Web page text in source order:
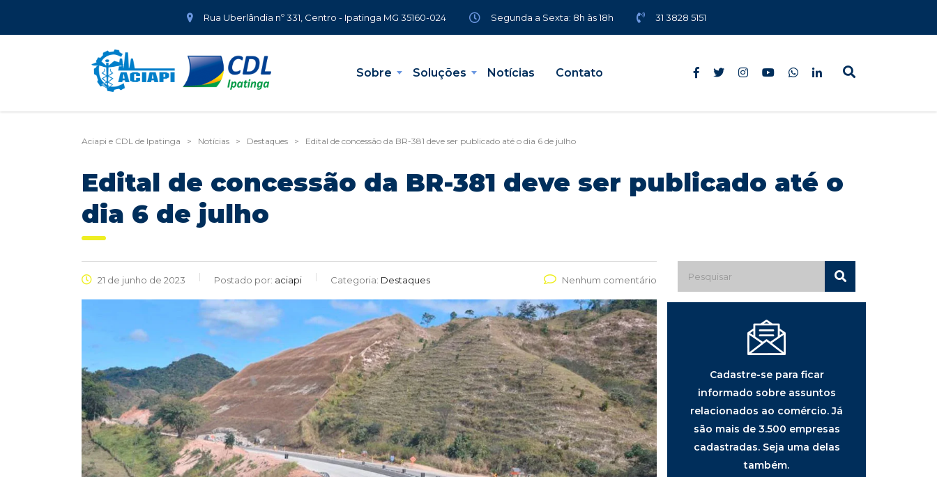
Rua Uberlândia nº 331, Centro - Ipatinga MG 35160-024 Segunda a Sexta: 8h às 18h 31 3828 5151
Sobre Soluções Notícias Contato
Aciapi e CDL de Ipatinga > Notícias > Destaques > Edital de concessão da BR-381 deve ser publicado até o dia 6 de julho
Edital de concessão da BR-381 deve ser publicado até o
dia 6 de julho
21 de junho de 2023 Postado por: aciapi Categoria: Destaques Nenhum comentário
Cadastre-se para ficar
informado sobre assuntos
relacionados ao comércio. Já
são mais de 3.500 empresas
cadastradas. Seja uma delas
também.